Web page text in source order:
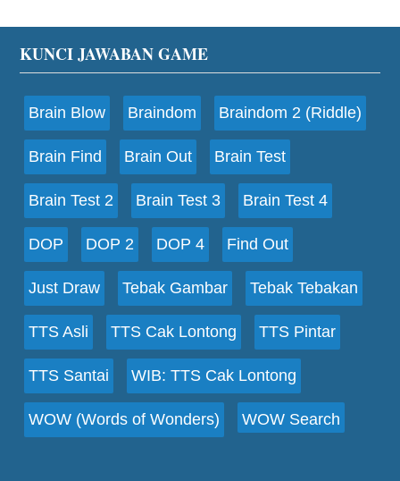
Footer
KUNCI JAWABAN GAME
Brain Blow Braindom Braindom 2 (Riddle)
Brain Find Brain Out Brain Test
Brain Test 2 Brain Test 3 Brain Test 4
DOP DOP 2 DOP 4 Find Out
Just Draw Tebak Gambar Tebak Tebakan
TTS Asli TTS Cak Lontong TTS Pintar
TTS Santai WIB: TTS Cak Lontong
WOW (Words of Wonders) WOW Search